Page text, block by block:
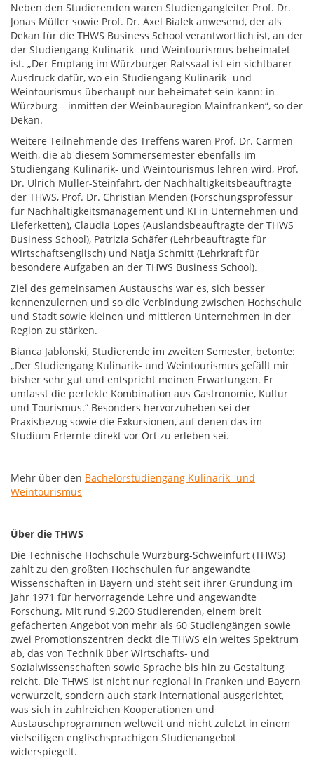
Neben den Studierenden waren Studiengangleiter Prof. Dr.
Jonas Müller sowie Prof. Dr. Axel Bialek anwesend, der als
Dekan für die THWS Business School verantwortlich ist, an der
der Studiengang Kulinarik- und Weintourismus beheimatet
ist. „Der Empfang im Würzburger Ratssaal ist ein sichtbarer
Ausdruck dafür, wo ein Studiengang Kulinarik- und
Weintourismus überhaupt nur beheimatet sein kann: in
Würzburg – inmitten der Weinbauregion Mainfranken“, so der
Dekan.
Weitere Teilnehmende des Treffens waren Prof. Dr. Carmen
Weith, die ab diesem Sommersemester ebenfalls im
Studiengang Kulinarik- und Weintourismus lehren wird, Prof.
Dr. Ulrich Müller-Steinfahrt, der Nachhaltigkeitsbeauftragte
der THWS, Prof. Dr. Christian Menden (Forschungsprofessur
für Nachhaltigkeitsmanagement und KI in Unternehmen und
Lieferketten), Claudia Lopes (Auslandsbeauftragte der THWS
Business School), Patrizia Schäfer (Lehrbeauftragte für
Wirtschaftsenglisch) und Natja Schmitt (Lehrkraft für
besondere Aufgaben an der THWS Business School).
Ziel des gemeinsamen Austauschs war es, sich besser
kennenzulernen und so die Verbindung zwischen Hochschule
und Stadt sowie kleinen und mittleren Unternehmen in der
Region zu stärken.
Bianca Jablonski, Studierende im zweiten Semester, betonte:
„Der Studiengang Kulinarik- und Weintourismus gefällt mir
bisher sehr gut und entspricht meinen Erwartungen. Er
umfasst die perfekte Kombination aus Gastronomie, Kultur
und Tourismus.“ Besonders hervorzuheben sei der
Praxisbezug sowie die Exkursionen, auf denen das im
Studium Erlernte direkt vor Ort zu erleben sei.
Mehr über den Bachelorstudiengang Kulinarik- und
Weintourismus
Über die THWS
Die Technische Hochschule Würzburg-Schweinfurt (THWS)
zählt zu den größten Hochschulen für angewandte
Wissenschaften in Bayern und steht seit ihrer Gründung im
Jahr 1971 für hervorragende Lehre und angewandte
Forschung. Mit rund 9.200 Studierenden, einem breit
gefächerten Angebot von mehr als 60 Studiengängen sowie
zwei Promotionszentren deckt die THWS ein weites Spektrum
ab, das von Technik über Wirtschafts- und
Sozialwissenschaften sowie Sprache bis hin zu Gestaltung
reicht. Die THWS ist nicht nur regional in Franken und Bayern
verwurzelt, sondern auch stark international ausgerichtet,
was sich in zahlreichen Kooperationen und
Austauschprogrammen weltweit und nicht zuletzt in einem
vielseitigen englischsprachigen Studienangebot
widerspiegelt.